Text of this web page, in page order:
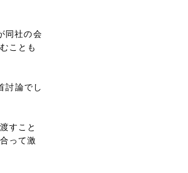
同社の会
ことも
論でし
すこと
って激